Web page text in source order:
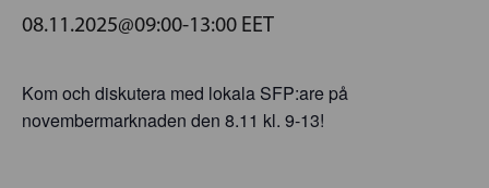
08.11.2025@09:00-13:00 EET
Kom och diskutera med lokala SFP:are på
novembermarknaden den 8.11 kl. 9-13!